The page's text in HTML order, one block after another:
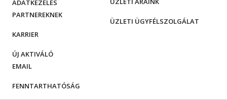
ÜZLETI ÜGYFÉLSZOLGÁLAT
ADATKEZELÉS
PARTNEREKNEK
KARRIER
ÚJ AKTIVÁLÓ
EMAIL
FENNTARTHATÓSÁG